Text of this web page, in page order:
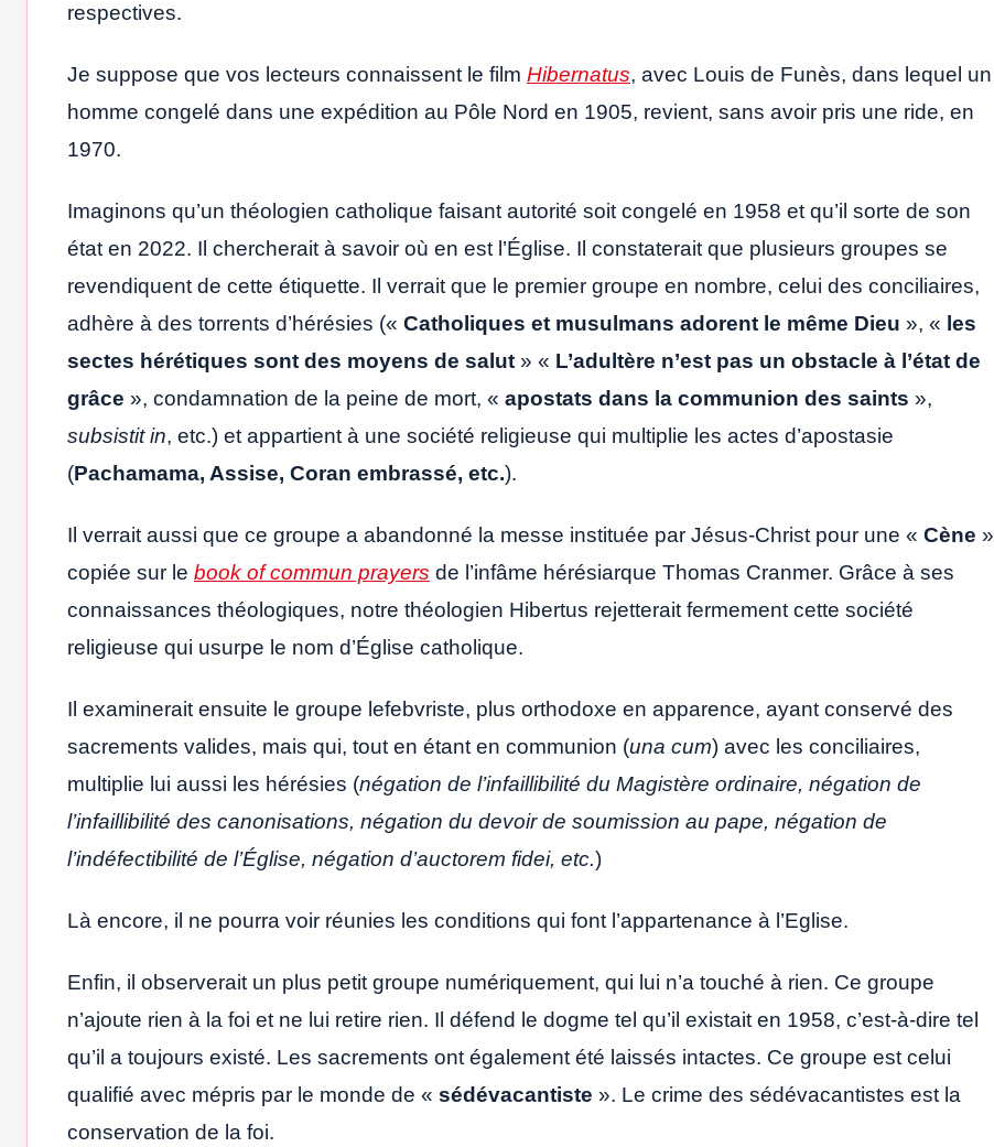
respectives.
Je suppose que vos lecteurs connaissent le film Hibernatus, avec Louis de Funès, dans lequel un
homme congelé dans une expédition au Pôle Nord en 1905, revient, sans avoir pris une ride, en
1970.
Imaginons qu’un théologien catholique faisant autorité soit congelé en 1958 et qu’il sorte de son
état en 2022. Il chercherait à savoir où en est l’Église. Il constaterait que plusieurs groupes se
revendiquent de cette étiquette. Il verrait que le premier groupe en nombre, celui des conciliaires,
adhère à des torrents d’hérésies (« Catholiques et musulmans adorent le même Dieu », « les
sectes hérétiques sont des moyens de salut » « L’adultère n’est pas un obstacle à l’état de
grâce », condamnation de la peine de mort, « apostats dans la communion des saints »,
subsistit in, etc.) et appartient à une société religieuse qui multiplie les actes d’apostasie
(Pachamama, Assise, Coran embrassé, etc.).
Il verrait aussi que ce groupe a abandonné la messe instituée par Jésus-Christ pour une « Cène »
copiée sur le book of commun prayers de l’infâme hérésiarque Thomas Cranmer. Grâce à ses
connaissances théologiques, notre théologien Hibertus rejetterait fermement cette société
religieuse qui usurpe le nom d’Église catholique.
Il examinerait ensuite le groupe lefebvriste, plus orthodoxe en apparence, ayant conservé des
sacrements valides, mais qui, tout en étant en communion (una cum) avec les conciliaires,
multiplie lui aussi les hérésies (négation de l’infaillibilité du Magistère ordinaire, négation de
l’infaillibilité des canonisations, négation du devoir de soumission au pape, négation de
l’indéfectibilité de l’Église, négation d’auctorem fidei, etc.)
Là encore, il ne pourra voir réunies les conditions qui font l’appartenance à l’Eglise.
Enfin, il observerait un plus petit groupe numériquement, qui lui n’a touché à rien. Ce groupe
n’ajoute rien à la foi et ne lui retire rien. Il défend le dogme tel qu’il existait en 1958, c’est-à-dire tel
qu’il a toujours existé. Les sacrements ont également été laissés intactes. Ce groupe est celui
qualifié avec mépris par le monde de « sédévacantiste ». Le crime des sédévacantistes est la
conservation de la foi.